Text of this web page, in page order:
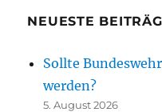
NEUESTE
Sollte
werden?
5. August 2026